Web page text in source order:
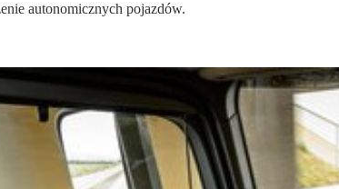
autonomicznych pojazdów.